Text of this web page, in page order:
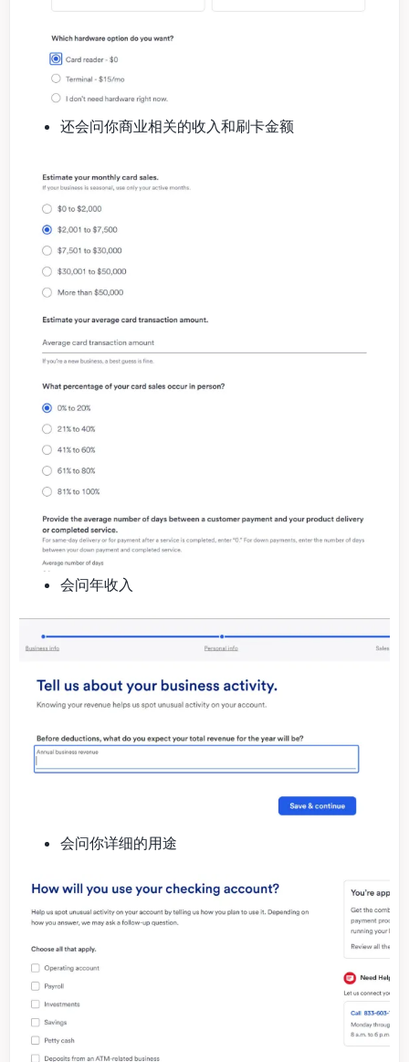
还会问你商业相关的收入和刷卡金额
会问年收入
会问你详细的用途